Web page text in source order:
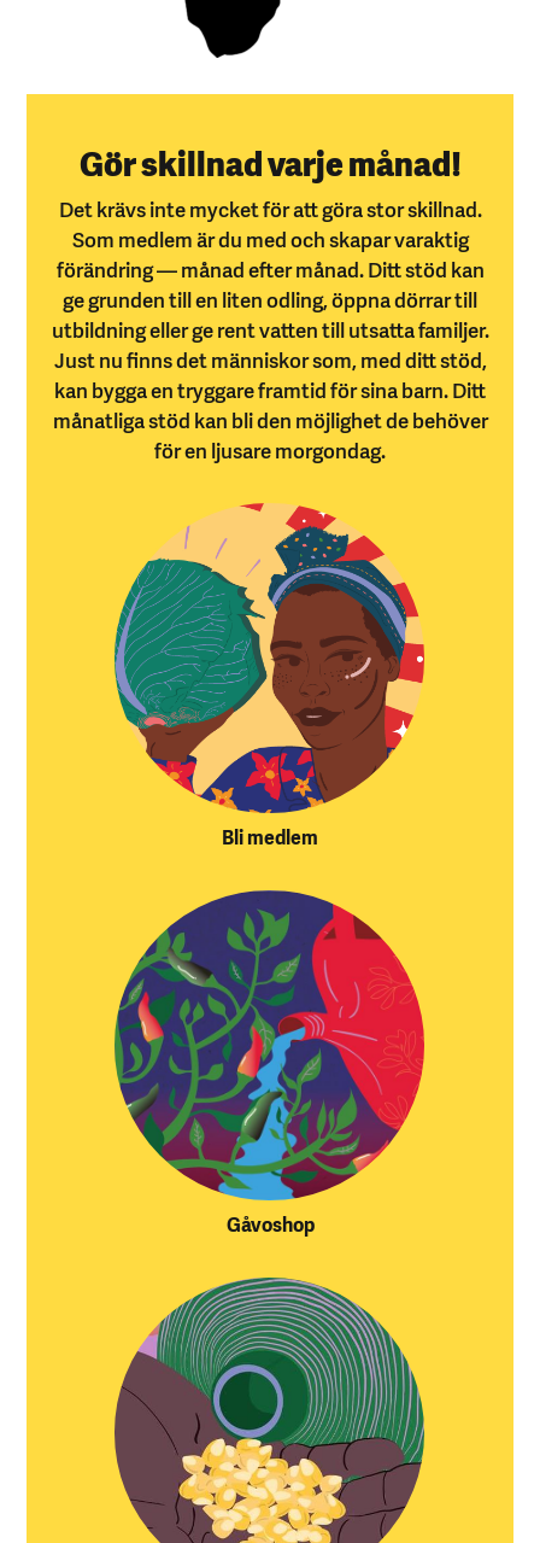
Gör skillnad varje månad!
Det krävs inte mycket för att göra stor skillnad.
Som medlem är du med och skapar varaktig
förändring — månad efter månad. Ditt stöd kan
ge grunden till en liten odling, öppna dörrar till
utbildning eller ge rent vatten till utsatta familjer.
Just nu finns det människor som, med ditt stöd,
kan bygga en tryggare framtid för sina barn. Ditt
månatliga stöd kan bli den möjlighet de behöver
för en ljusare morgondag.
Bli medlem
Gåvoshop